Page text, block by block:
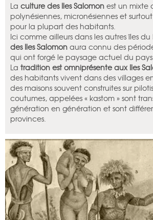
La culture des Iles Salomon est un mixte
polynésiennes, micronésiennes et
pour la plupart des habitants.
Ici comme ailleurs dans les autres îles
des Iles Salomon aura connu des
qui ont forgé le paysage actuel du
La tradition est omniprésente aux Iles
des habitants vivent dans des villages
des maisons souvent construites sur
coutumes, appelées « kastom » sont
génération en génération et sont
provinces.